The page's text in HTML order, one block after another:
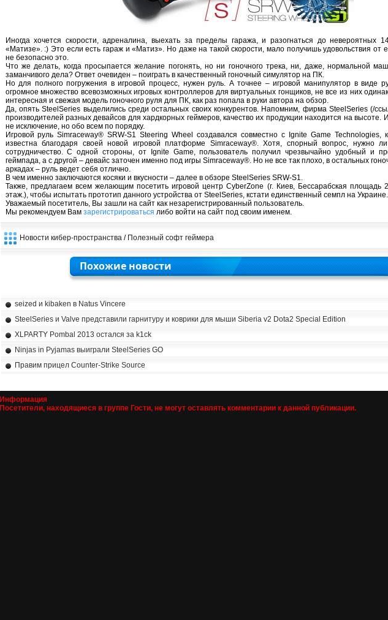
Иногда хочется скорости, адреналина, выехать за пределы гаража, и разогнаться до невероятных
«Матизе». :) Это если есть гараж и «Матиз». Но даже на такой скорости, мало получишь удовольствия от
не безопасно это.
Что же делать, когда просыпается желание погонять, но ни гоночного трека, ни, даже, нормальной
заманчивого дела? Ответ очевиден – поиграть в качественный гоночный симулятор на ПК.
Но для полного погружения в игровой процесс, нужен руль. А точнее – игровой манипулятор в виде
огромное множество всевозможных игровых контроллеров для виртуальных гонщиков, не все из них
интересная и свежая модель гоночного руля для ПК, как раз попала в руки автора на обзор.
Да, опять SteelSeries выделились среди остальных своих конкурентов. Напомним, фирма SteelSeries (/
производителей разных девайсов для хардкорных геймеров, качество их продукции находится на высоте.
не исключение, но обо всем по порядку.
Игровой руль Simraceway® SRW-S1 Steering Wheel создавался совместно с Ignite Game Technologies,
известна благодаря своей новой игровой платформе Simraceway®. Хотя, спорный вопрос, нужно
сотрудничество. С одной стороны, от Ignite Game, пользователь получил чрезвычайно удобный и
геймпада, а с другой – девайс заточен именно под игры Simraceway®. Но не все так плохо, в остальных
аркадах – руль ведет себя отлично.
В чем именно заключаются косяки и вкусности – далее в обзоре SteelSeries SRW-S1.
Также, предлагаем всем желающим посетить игровой центр CyberZone (г. Киев, Бессарабская площадь
этаж.), чтобы испытать прототип данного устройства от SteelSeries, кстати единственный семпл на Украине.
Уважаемый посетитель, Вы зашли на сайт как незарегистрированный пользователь.
Мы рекомендуем Вам зарегистрироваться либо войти на сайт под своим именем.
Новости кибер-пространства/ Полезный софт геймера
Похожие новости
seized и kibaken в Natus Vincere
SteelSeries и Valve представили гарнитуру и коврики для мыши Siberia v2 Dota2 Special Edition
XLPARTY Pombal 2013 остался за k1ck
Ninjas in Pyjamas выиграли SteelSeries GO
Правим прицел Counter-Strike Source
Информация
Посетители, находящиеся в группе Гости, не могут оставлять комментарии к данной публикации.